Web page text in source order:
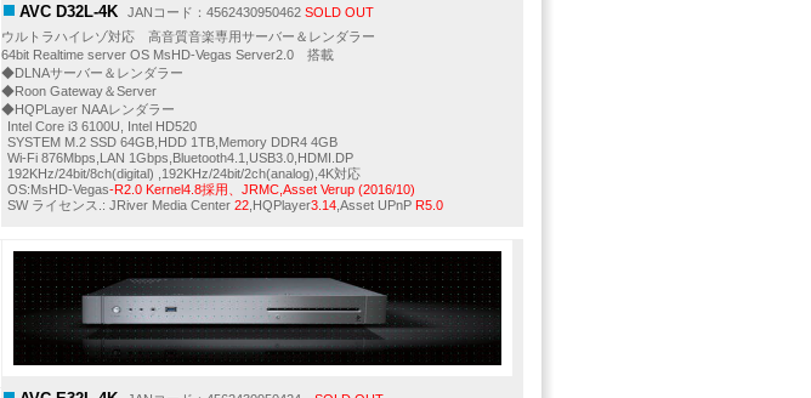
AVC D32L-4K JANコード：4562430950462 SOLD OUT
ウルトラハイレゾ対応 高音質音楽専用サーバー＆レンダラー
64bit Realtime server OS MsHD-Vegas Server2.0 搭載
◆DLNAサーバー＆レンダラー
◆Roon Gateway＆Server
◆HQPLayer NAAレンダラー
Intel Core i3 6100U, Intel HD520
SYSTEM M.2 SSD 64GB,HDD 1TB,Memory DDR4 4GB
Wi-Fi 876Mbps,LAN 1Gbps,Bluetooth4.1,USB3.0,HDMI.DP
192KHz/24bit/8ch(digital) ,192KHz/24bit/2ch(analog),4K対応
OS:MsHD-Vegas-R2.0 Kernel4.8採用、JRMC,Asset Verup (2016/10)
SW ライセンス.: JRiver Media Center 22 ,HQPlayer3.14 ,Asset UPnP R5.0